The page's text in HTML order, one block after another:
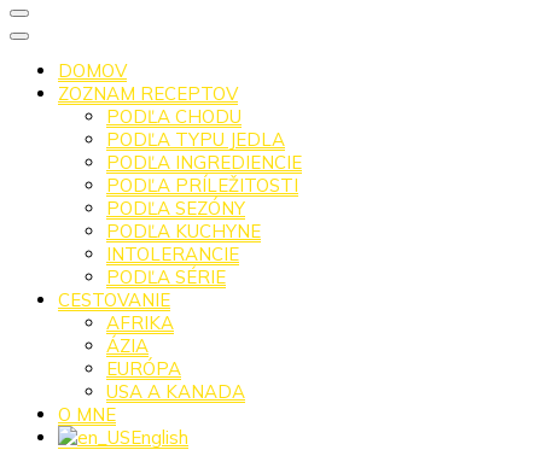
DOMOV
ZOZNAM RECEPTOV
PODĽA CHODU
PODĽA TYPU JEDLA
PODĽA INGREDIENCIE
PODĽA PRÍLEŽITOSTI
PODĽA SEZÓNY
PODĽA KUCHYNE
INTOLERANCIE
PODĽA SÉRIE
CESTOVANIE
AFRIKA
ÁZIA
EURÓPA
USA A KANADA
O MNE
English